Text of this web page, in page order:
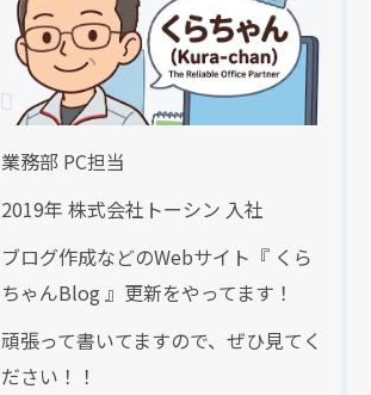
業務部 PC担当
2019年 株式会社トーシン 入社
ブログ作成などのWebサイト『 くら
ちゃんBlog 』更新をやってます！
頑張って書いてますので、ぜひ見てく
ださい！！